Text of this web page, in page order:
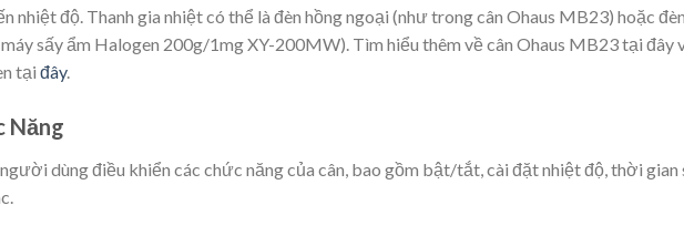
nhiệt độ. Thanh gia nhiệt có thể là đèn hồng ngoại (như trong cân Ohaus MB23) hoặc đèn
sấy ẩm Halogen 200g/1mg XY-200MW). Tìm hiểu thêm về cân Ohaus MB23 tại đây
tại đây.
Năng
dùng điều khiển các chức năng của cân, bao gồm bật/tắt, cài đặt nhiệt độ, thời gian